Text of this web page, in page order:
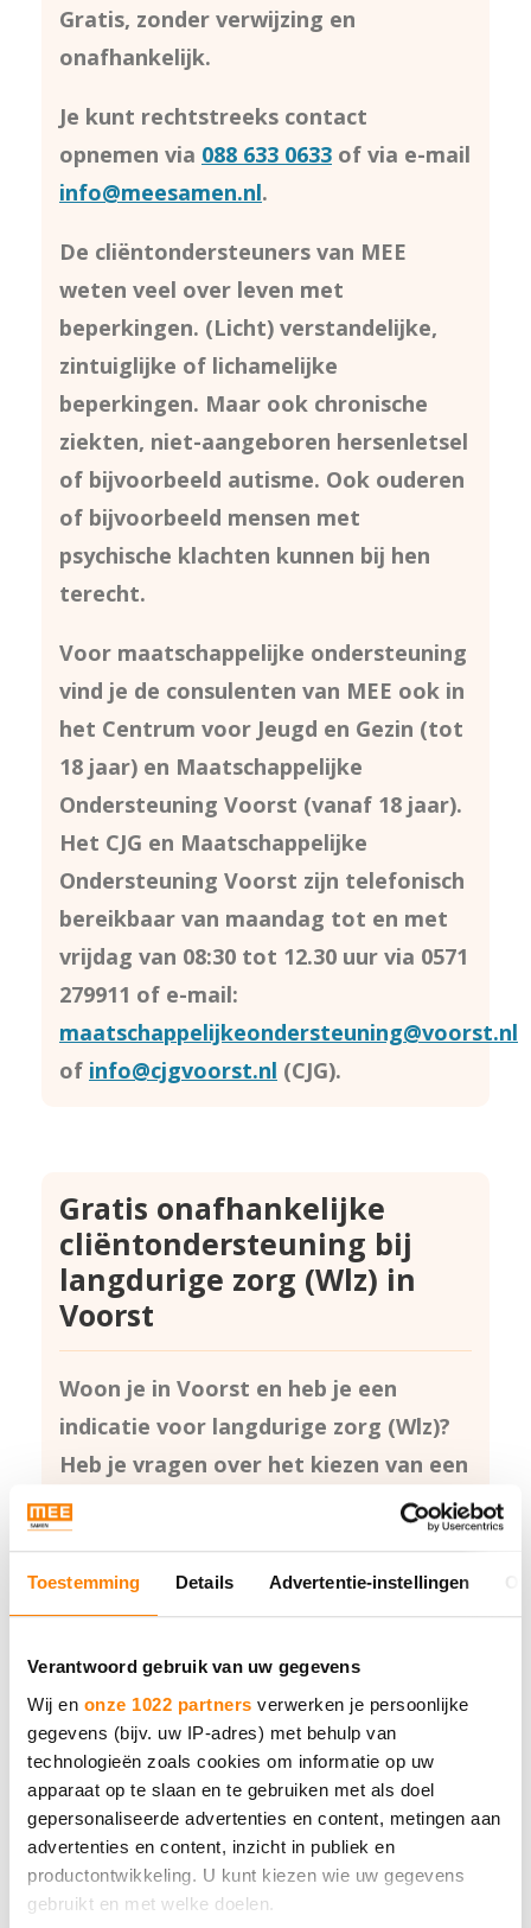
Toestemming Details Advertentie-instellingen
Verantwoord gebruik van uw gegevens
Wij en onze 1022 partners verwerken je persoonlijke
gegevens (bijv. uw IP-adres) met behulp van
technologieën zoals cookies om informatie op uw
apparaat op te slaan en te gebruiken met als doel
gepersonaliseerde advertenties en content, metingen aan
advertenties en content, inzicht in publiek en
productontwikkeling. U kunt kiezen wie uw gegevens
gebruikt en met welke doelen.
Gratis, zonder verwijzing en
onafhankelijk.
Je kunt rechtstreeks contact
opnemen via 088 633 0633 of via e-mail
info@meesamen.nl.
De cliëntondersteuners van MEE
weten veel over leven met
beperkingen. (Licht) verstandelijke,
zintuiglijke of lichamelijke
beperkingen. Maar ook chronische
ziekten, niet-aangeboren hersenletsel
of bijvoorbeeld autisme. Ook ouderen
of bijvoorbeeld mensen met
psychische klachten kunnen bij hen
terecht.
Voor maatschappelijke ondersteuning
vind je de consulenten van MEE ook in
het Centrum voor Jeugd en Gezin (tot
18 jaar) en Maatschappelijke
Ondersteuning Voorst (vanaf 18 jaar).
Het CJG en Maatschappelijke
Ondersteuning Voorst zijn telefonisch
bereikbaar van maandag tot en met
vrijdag van 08:30 tot 12.30 uur via 0571
279911 of e-mail:
maatschappelijkeondersteuning@voorst.nl
of info@cjgvoorst.nl (CJG).
Gratis onafhankelijke
cliëntondersteuning bij
langdurige zorg (Wlz) in
Voorst
Woon je in Voorst en heb je een
indicatie voor langdurige zorg (Wlz)?
Heb je vragen over het kiezen van een
zorgaanbieder, zorgvorm of een
geschikte zorginstelling in Voorst? Of
ontvang je al zorg, maar ben je op
zoek naar andere mogelijkheden, een
nieuwe zorgaanbieder, of ben je niet
tevreden met je huidige zorg? Bij MEE
Samen kun je terecht voor gratis en
onafhankelijke cliëntondersteuning.
Wij staan voor je klaar om je te helpen
bij het maken van keuzes rondom
langdurige zorg in Voorst. Onze